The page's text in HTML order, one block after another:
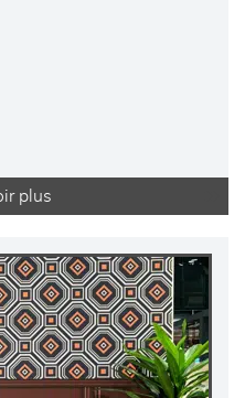
plus